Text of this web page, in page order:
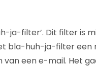
ja-filter’. Dit filter is
bla-huh-ja-filter
een e-mail. Het